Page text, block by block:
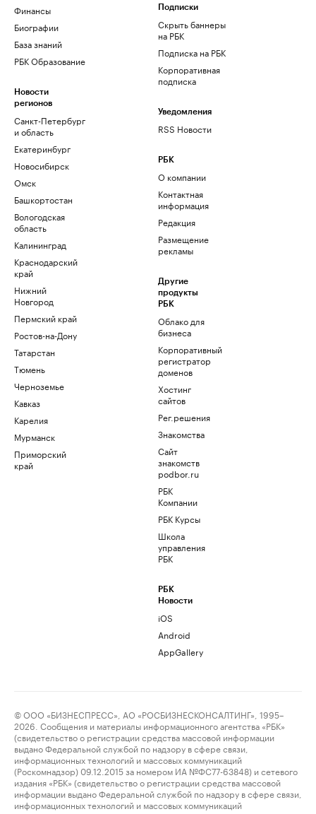
Финансы
Биографии
База знаний
РБК Образование
Новости
регионов
Санкт-Петербург
и область
Екатеринбург
Новосибирск
Омск
Башкортостан
Вологодская
область
Калининград
Краснодарский
край
Нижний
Новгород
Пермский край
Ростов-на-Дону
Татарстан
Тюмень
Черноземье
Кавказ
Карелия
Мурманск
Приморский
край
Подписки
Скрыть баннеры
на РБК
Подписка на РБК
Корпоративная
подписка
Уведомления
RSS Новости
РБК
О компании
Контактная
информация
Редакция
Размещение
рекламы
Другие
продукты
РБК
Облако для
бизнеса
Корпоративный
регистратор
доменов
Хостинг
сайтов
Рег.решения
Знакомства
Сайт
знакомств
podbor.ru
РБК
Компании
РБК Курсы
Школа
управления
РБК
РБК
Новости
iOS
Android
AppGallery
© ООО «БИЗНЕСПРЕСС», АО «РОСБИЗНЕСКОНСАЛТИНГ», 1995–
2026. Сообщения и материалы информационного агентства «РБК»
(свидетельство о регистрации средства массовой информации
выдано Федеральной службой по надзору в сфере связи,
информационных технологий и массовых коммуникаций
(Роскомнадзор) 09.12.2015 за номером ИА №ФС77-63848) и сетевого
издания «РБК» (свидетельство о регистрации средства массовой
информации выдано Федеральной службой по надзору в сфере связи,
информационных технологий и массовых коммуникаций